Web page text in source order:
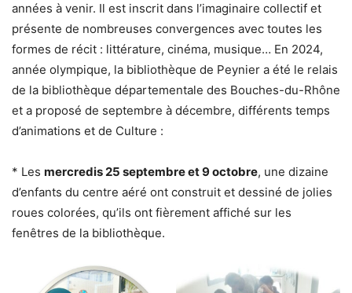
années à venir. Il est inscrit dans l’imaginaire collectif et
présente de nombreuses convergences avec toutes les
formes de récit : littérature, cinéma, musique… En 2024,
année olympique, la bibliothèque de Peynier a été le relais
de la bibliothèque départementale des Bouches-du-Rhône
et a proposé de septembre à décembre, différents temps
d’animations et de Culture :
* Les mercredis 25 septembre et 9 octobre, une dizaine
d’enfants du centre aéré ont construit et dessiné de jolies
roues colorées, qu’ils ont fièrement affiché sur les
fenêtres de la bibliothèque.